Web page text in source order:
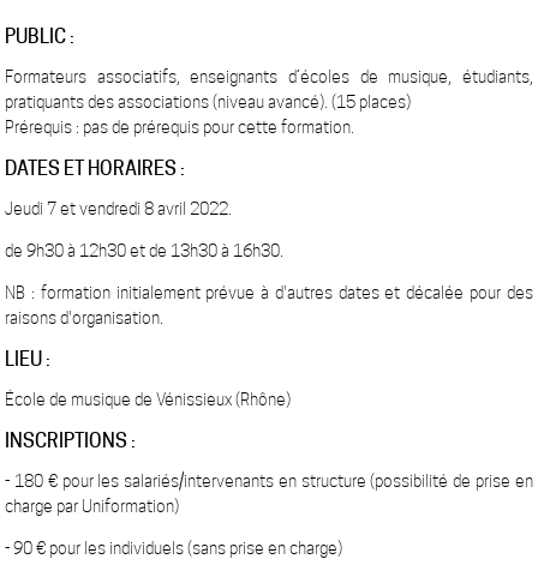
PUBLIC :
Formateurs associatifs, enseignants d’écoles de musique, étudiants,
pratiquants des associations (niveau avancé). (15 places)
Prérequis : pas de prérequis pour cette formation.
DATES ET HORAIRES :
Jeudi 7 et vendredi 8 avril 2022.
de 9h30 à 12h30 et de 13h30 à 16h30.
NB : formation initialement prévue à d'autres dates et décalée pour des
raisons d'organisation.
LIEU :
École de musique de Vénissieux (Rhône)
INSCRIPTIONS :
- 180 € pour les salariés/intervenants en structure (possibilité de prise en
charge par Uniformation)
- 90 € pour les individuels (sans prise en charge)